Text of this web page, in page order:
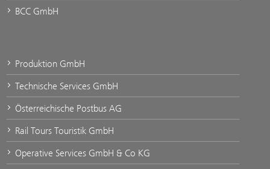
BCC GmbH
Produktion GmbH
Technische Services GmbH
Österreichische Postbus AG
Rail Tours Touristik GmbH
Operative Services GmbH & Co KG